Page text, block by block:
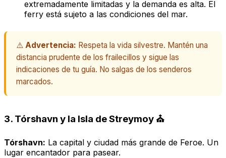
extremadamente limitadas y la demanda es alta. El
ferry está sujeto a las condiciones del mar.
⚠️ Advertencia: Respeta la vida silvestre. Mantén una
distancia prudente de los frailecillos y sigue las
indicaciones de tu guía. No salgas de los senderos
marcados.
3. Tórshavn y la Isla de Streymoy ⛪
Tórshavn: La capital y ciudad más grande de Feroe. Un
lugar encantador para pasear.